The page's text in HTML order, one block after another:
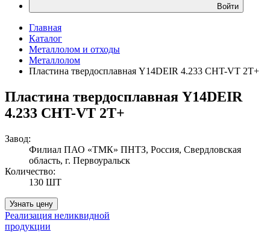
Войти
Главная
Каталог
Металлолом и отходы
Металлолом
Пластина твердосплавная Y14DEIR 4.233 CHT-VT 2T+
Пластина твердосплавная Y14DEIR
4.233 CHT-VT 2T+
Завод:
Филиал ПАО «ТМК» ПНТЗ, Россия, Свердловская
область, г. Первоуральск
Количество:
130 ШТ
Узнать цену
Реализация неликвидной
продукции